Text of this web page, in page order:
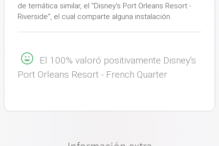
de temática similar, el ''Disney's Port Orleans Resort -
Riverside'', el cual comparte alguna instalación.
El 100% valoró positivamente Disney's
Port Orleans Resort - French Quarter